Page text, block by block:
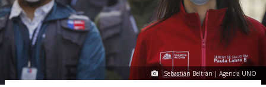
Sebastián Beltrán | Agencia UNO